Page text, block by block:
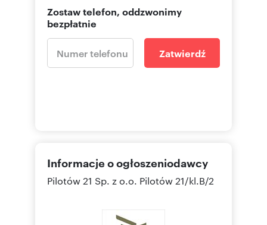
Zostaw telefon, oddzwonimy
bezpłatnie
Zatwierdź
Informacje o ogłoszeniodawcy
Pilotów 21 Sp. z o.o. Pilotów 21/kl.B/2